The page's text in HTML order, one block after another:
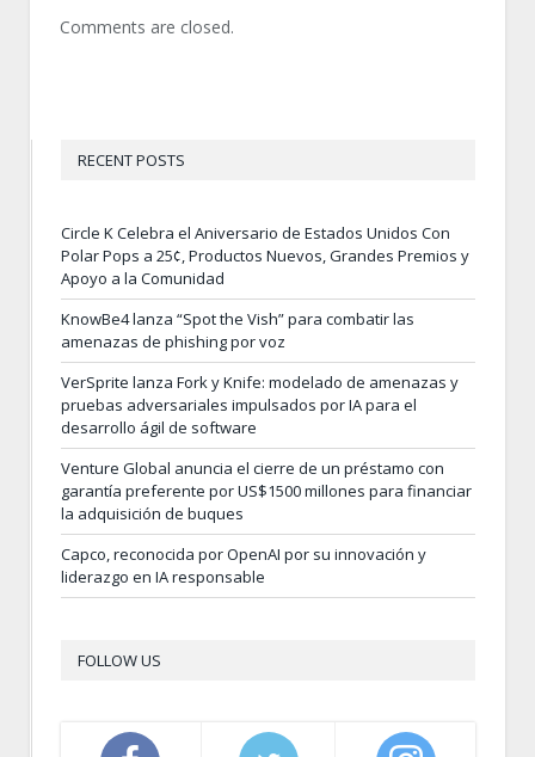
Comments are closed.
RECENT POSTS
Circle K Celebra el Aniversario de Estados Unidos Con
Polar Pops a 25¢, Productos Nuevos, Grandes Premios y
Apoyo a la Comunidad
KnowBe4 lanza “Spot the Vish” para combatir las
amenazas de phishing por voz
VerSprite lanza Fork y Knife: modelado de amenazas y
pruebas adversariales impulsados por IA para el
desarrollo ágil de software
Venture Global anuncia el cierre de un préstamo con
garantía preferente por US$1500 millones para financiar
la adquisición de buques
Capco, reconocida por OpenAI por su innovación y
liderazgo en IA responsable
FOLLOW US